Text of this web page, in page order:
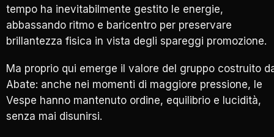
tempo ha inevitabilmente gestito le energie,
abbassando ritmo e baricentro per preservare
brillantezza fisica in vista degli spareggi promozione.
Ma proprio qui emerge il valore del gruppo costruito
Abate: anche nei momenti di maggiore pressione, le
Vespe hanno mantenuto ordine, equilibrio e lucidità,
senza mai disunirsi.